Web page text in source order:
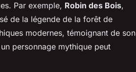
Par exemple, Robin des Bois,
de la légende de la forêt de
modernes, témoignant de son
personnage mythique peut